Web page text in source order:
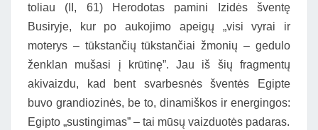
toliau (II, 61) Herodotas pamini Izidės šventę
Busiryje, kur po aukojimo apeigų „visi vyrai ir
moterys – tūkstančių tūkstančiai žmonių – gedulo
ženklan mušasi į krūtinę”. Jau iš šių fragmentų
akivaizdu, kad bent svarbesnės šventės Egipte
buvo grandiozinės, be to, dinamiškos ir energingos:
Egipto „sustingimas” – tai mūsų vaizduotės padaras.